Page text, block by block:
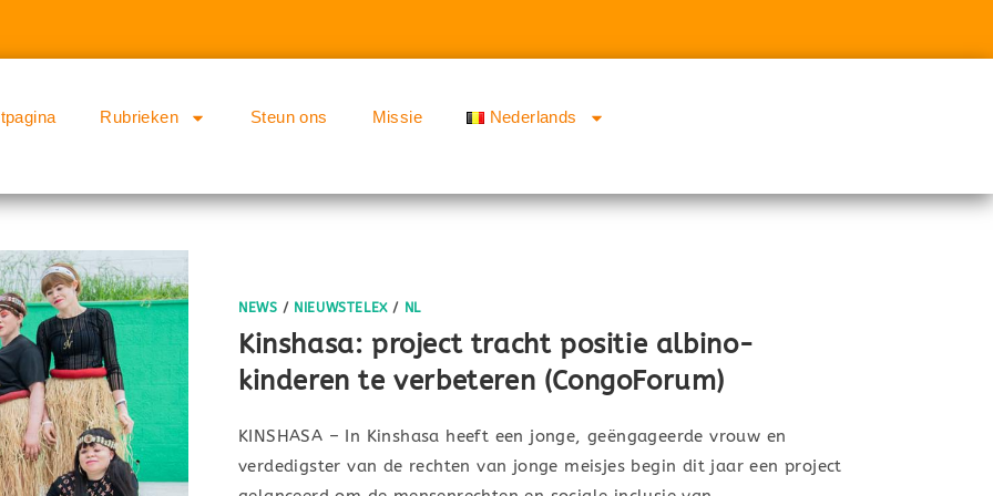
Rubrieken Steun ons Missie Nederlands
NEWS / NIEUWSTELEX/ NL
Kinshasa: project tracht positie albino-
kinderen te verbeteren (CongoForum)
KINSHASA – In Kinshasa heeft een jonge, geëngageerde vrouw en
verdedigster van de rechten van jonge meisjes begin dit jaar een project